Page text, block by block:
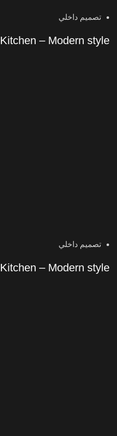
تصميم داخلي
Kitchen – Modern style
تصميم داخلي
Kitchen – Modern style